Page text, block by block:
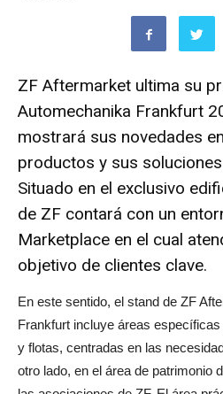
ZF Aftermarket ultima su
Automechanika Frankfurt
mostrará sus novedades
productos y sus
Situado en el exclusivo
de ZF contará con un
Marketplace en el cual
objetivo de clientes clave.
En este sentido, el stand de ZF
Frankfurt incluye áreas
y flotas, centradas en las
otro lado, en el área de patrimonio